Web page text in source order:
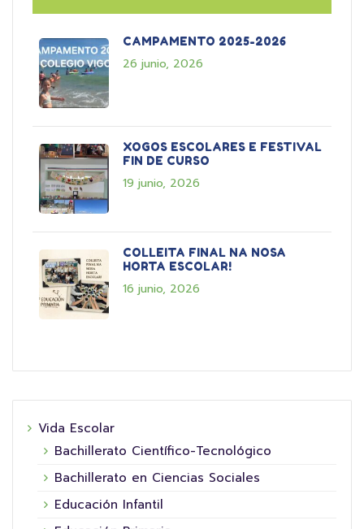
CAMPAMENTO 2025-2026
26 junio, 2026
XOGOS ESCOLARES E FESTIVAL
FIN DE CURSO
19 junio, 2026
COLLEITA FINAL NA NOSA
HORTA ESCOLAR!
16 junio, 2026
Vida Escolar
Bachillerato Científico-Tecnológico
Bachillerato en Ciencias Sociales
Educación Infantil